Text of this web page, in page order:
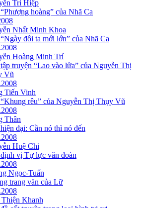
Trí Hiệp
hoàng” của Nhã Ca
Nhất Minh Khoa
đôi ta mới lớn” của Nhã Ca
Hoàng Minh Trí
truyện “Lao vào lửa” của Nguyễn Thị
Vũ
Tiến Vinh
rêu” của Nguyễn Thị Thụy Vũ
Thân
đại: Cần nó thì nó đến
Huệ Chi
vị Tự lực văn đoàn
Ngọc-Tuấn
trang văn của Lữ
Thiện Khanh